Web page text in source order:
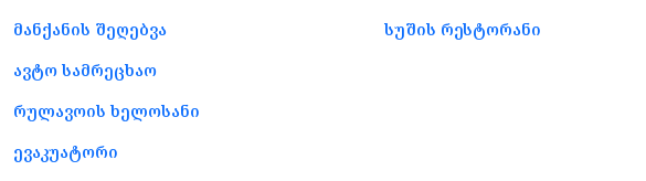
მანქანის შეღებვა
ავტო სამრეცხაო
რულავოის ხელოსანი
ევაკუატორი
სუშის რესტორანი